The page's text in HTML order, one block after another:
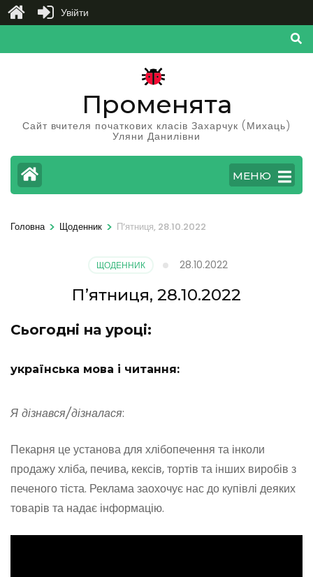
до
Променята
Сайт вчителя початкових класів Захарчук (Михаць)
Уляни Данилівни
МЕНЮ
Головна > Щоденник > П’ятниця, 28.10.2022
ЩОДЕННИК 28.10.2022
П’ятниця, 28.10.2022
Сьогодні на уроці:
українська мова і читання:
Я дізнався/дізналася:
Пекарня це установа для хлібопечення та інколи
продажу хліба, печива, кексів, тортів та інших виробів з
печеного тіста. Реклама заохочує нас до купівлі деяких
товарів та надає інформацію.
Увійти